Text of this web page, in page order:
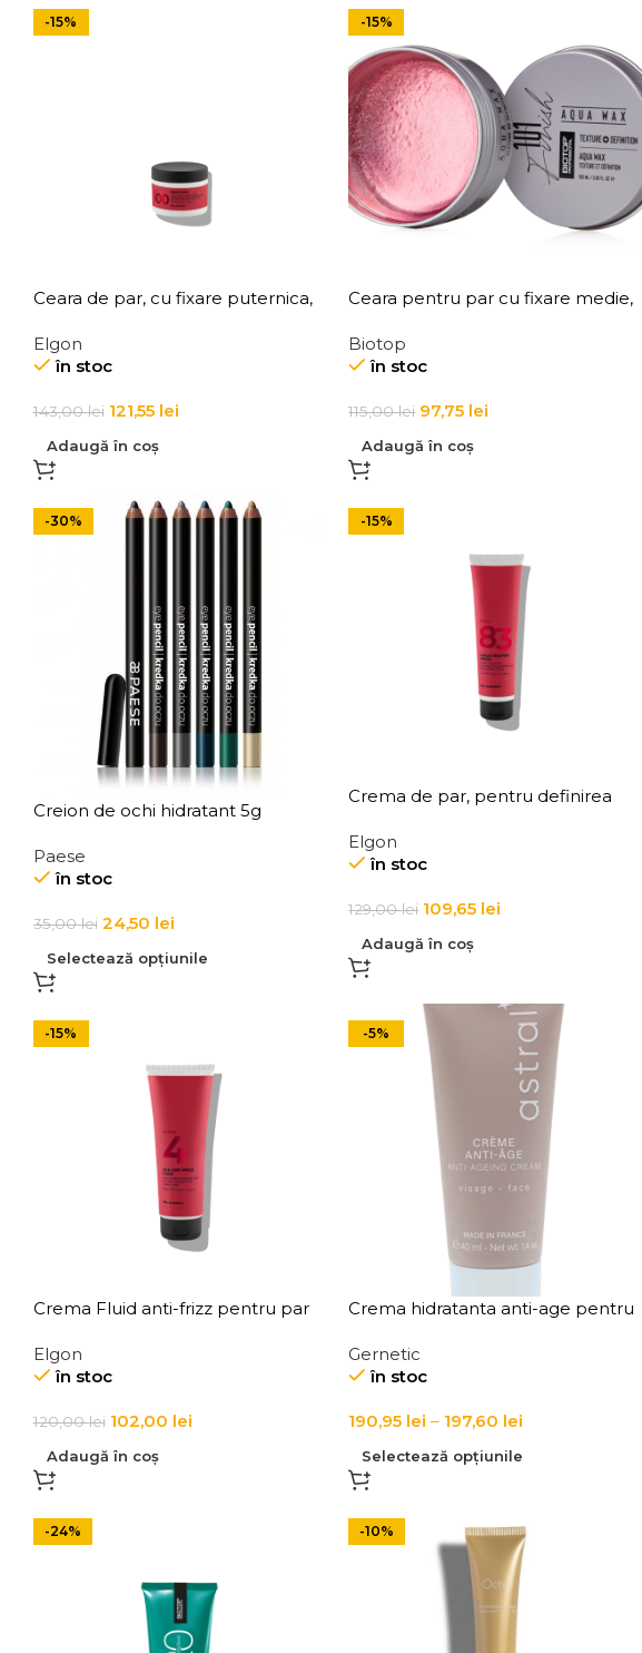
-15%
Ceara de par, cu fixare puternica,
Elgon
în stoc
143,00lei 121,55 lei
Adaugă în coș
-15%
Ceara pentru par cu fixare medie,
Definition
Biotop
în stoc
115,00lei 97,75 lei
Adaugă în coș
-30%
Creion de ochi hidratant 5g
Paese
în stoc
35,00lei 24,50 lei
Selectează opțiunile
-15%
Crema de par, pentru definirea
Creator Cream
Elgon
în stoc
129,00lei 109,65 lei
Adaugă în coș
-15%
Crema Fluid anti-frizz pentru par
Elgon
în stoc
120,00lei 102,00 lei
Adaugă în coș
-5%
Crema hidratanta anti-age pentru
Gernetic
în stoc
190,95 lei – 197,60 lei
Selectează opțiunile
-24% -10%